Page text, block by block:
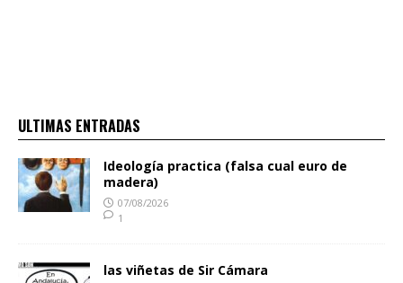
ULTIMAS ENTRADAS
Ideología practica (falsa cual euro de
madera)
07/08/2026
1
las viñetas de Sir Cámara